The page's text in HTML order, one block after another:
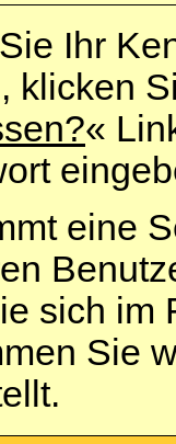
Ihr
klicken
«
eine
sich im
Sie